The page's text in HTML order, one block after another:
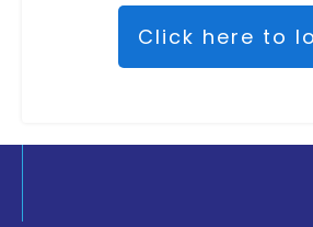
Click here to